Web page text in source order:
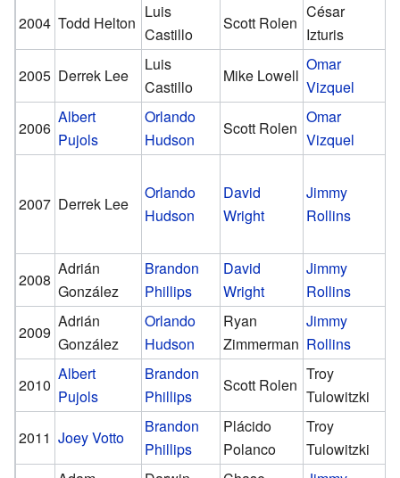
2004 Todd Helton
Luis
Castillo
Scott Rolen
César
Izturis
2005 Derrek Lee
Luis
Castillo
Mike Lowell
Omar
Vizquel
2006
Albert
Pujols
Orlando
Hudson
Scott Rolen
Omar
Vizquel
2007 Derrek Lee
Orlando
Hudson
David
Wright
Jimmy
Rollins
2008
Adrián
González
Brandon
Phillips
David
Wright
Jimmy
Rollins
2009
Adrián
González
Orlando
Hudson
Ryan
Zimmerman
Jimmy
Rollins
2010
Albert
Pujols
Brandon
Phillips
Scott Rolen
Troy
Tulowitzki
2011 Joey Votto
Brandon
Phillips
Plácido
Polanco
Troy
Tulowitzki